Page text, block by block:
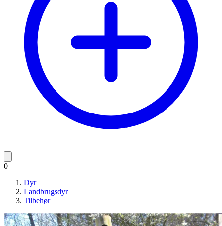
0
Dyr
Landbrugsdyr
Tilbehør